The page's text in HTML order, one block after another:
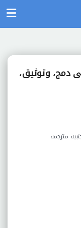
دمج، وتوثيق،
مترجمة